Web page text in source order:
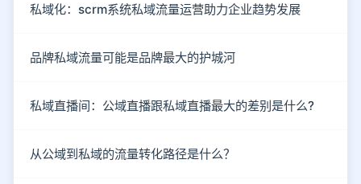
私域化：scrm系统私域流量运营助力企业趋势发展
品牌私域流量可能是品牌最大的护城河
私域直播间：公域直播跟私域直播最大的差别是什么?
从公域到私域的流量转化路径是什么？